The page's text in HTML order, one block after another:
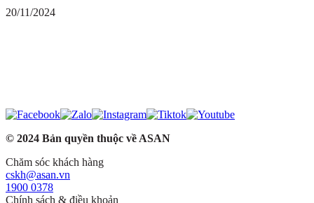
20/11/2024
© 2024 Bản quyền thuộc về ASAN
Chăm sóc khách hàng
cskh@asan.vn
1900 0378
Chính sách & điều khoản